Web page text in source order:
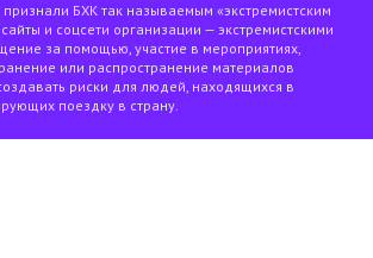
признали БХК так называемым «экстремистским
и соцсети организации — экстремистскими
за помощью, участие в мероприятиях,
или распространение материалов
риски для людей, находящихся в
поездку в страну.